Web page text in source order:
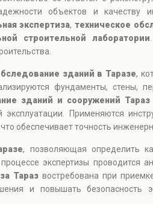
объектов и качеству
экспертиза, техническое
строительной лаборатории
зданий в Таразе,
фундаменты, стены,
зданий и сооружений Тараз
Применяются
что обеспечивает точность
, позволяющая определить
экспертизы проводится
Тараз востребована при
и повышать безопасность